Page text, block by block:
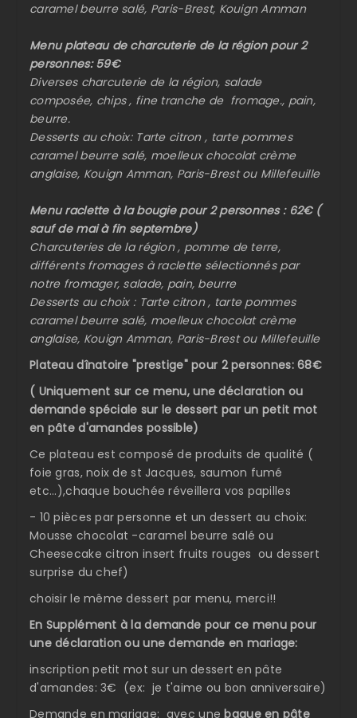
caramel beurre salé, Paris-Brest, Kouign Amman
Menu plateau de charcuterie de la région pour 2
personnes: 59€
Diverses charcuterie de la région, salade
composée, chips , fine tranche de fromage., pain,
beurre.
Desserts au choix: Tarte citron , tarte pommes
caramel beurre salé, moelleux chocolat crème
anglaise, Kouign Amman, Paris-Brest ou Millefeuille
Menu raclette à la bougie pour 2 personnes : 62€ (
sauf de mai à fin septembre)
Charcuteries de la région , pomme de terre,
différents fromages à raclette sélectionnés par
notre fromager, salade, pain, beurre
Desserts au choix : Tarte citron , tarte pommes
caramel beurre salé, moelleux chocolat crème
anglaise, Kouign Amman, Paris-Brest ou Millefeuille
Plateau dînatoire "prestige" pour 2 personnes: 68€
( Uniquement sur ce menu, une déclaration ou
demande spéciale sur le dessert par un petit mot
en pâte d'amandes possible)
Ce plateau est composé de produits de qualité (
foie gras, noix de st Jacques, saumon fumé
etc...),chaque bouchée réveillera vos papilles
- 10 pièces par personne et un dessert au choix:
Mousse chocolat -caramel beurre salé ou
Cheesecake citron insert fruits rouges ou dessert
surprise du chef)
choisir le même dessert par menu, merci!!
En Supplément à la demande pour ce menu pour
une déclaration ou une demande en mariage:
inscription petit mot sur un dessert en pâte
d'amandes: 3€ (ex: je t'aime ou bon anniversaire)
Demande en mariage: avec une bague en pâte